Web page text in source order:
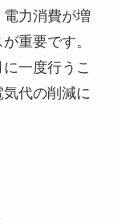
力消費が増
重要です。
一度行うこ
代の削減に